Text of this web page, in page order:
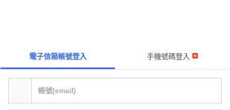
電子信箱帳號登入 手機號碼登入